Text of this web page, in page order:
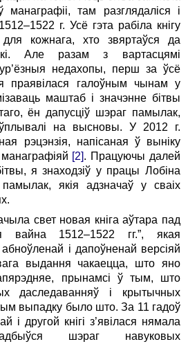
там разглядаліся і
г. Усё гэта рабіла кнігу
для кожнага, хто звяртаўся да
Але разам з вартасцямі
недахопы, перш за ўсё
праявілася галоўным чынам у
маштаб і значэнне бітвы
ён дапусціў шэраг памылак,
на высновы. У 2012 г.
рэцэнзія, напісаная ў выніку
[2]. Працуючы далей
я знаходзіў у працы Лобіна
якія адзначаў у сваіх
свет новая кніга аўтара пад
вайна 1512–1522 гг.”, якая
і дапоўненай версіяй
выдання чакаецца, што яно
прынамсі ў тым, што
даследаванняў і крытычных
выпадку было што. За 11 гадоў
другой кнігі з’явілася нямала
шэраг навуковых